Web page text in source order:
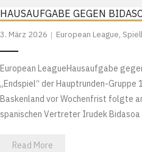
HAUSAUFGABE GEGEN
3. März 2026 European League,
European LeagueHausaufgabe
„Endspiel“ der Hauptrunden-Gruppe
Baskenland vor Wochenfrist folgte
spanischen Vertreter Irudek
Read More